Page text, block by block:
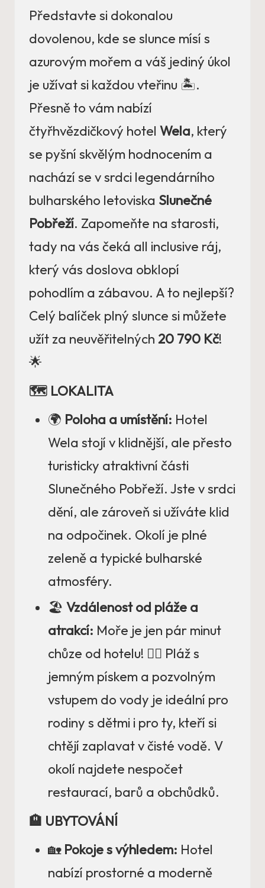
Představte si dokonalou
dovolenou, kde se slunce mísí s
azurovým mořem a váš jediný úkol
je užívat si každou vteřinu 🏝️.
Přesně to vám nabízí
čtyřhvězdičkový hotel Wela, který
se pyšní skvělým hodnocením a
nachází se v srdci legendárního
bulharského letoviska Slunečné
Pobřeží. Zapomeňte na starosti,
tady na vás čeká all inclusive ráj,
který vás doslova obklopí
pohodlím a zábavou. A to nejlepší?
Celý balíček plný slunce si můžete
užít za neuvěřitelných 20 790 Kč!
🌟
🗺️ LOKALITA
🌍 Poloha a umístění: Hotel
Wela stojí v klidnější, ale přesto
turisticky atraktivní části
Slunečného Pobřeží. Jste v srdci
dění, ale zároveň si užíváte klid
na odpočinek. Okolí je plné
zeleně a typické bulharské
atmosféry.
🏖️ Vzdálenost od pláže a
atrakcí: Moře je jen pár minut
chůze od hotelu! 🚶‍♂️ Pláž s
jemným pískem a pozvolným
vstupem do vody je ideální pro
rodiny s dětmi i pro ty, kteří si
chtějí zaplavat v čisté vodě. V
okolí najdete nespočet
restaurací, barů a obchůdků.
🏨 UBYTOVÁNÍ
🏡 Pokoje s výhledem: Hotel
nabízí prostorné a moderně